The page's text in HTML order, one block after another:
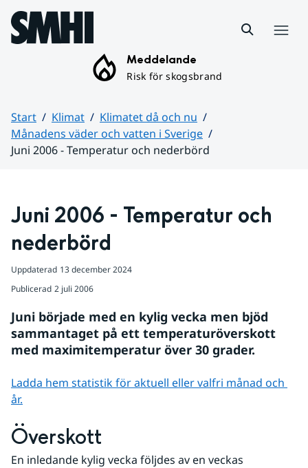
Hoppa till sidans innehåll
Meddelande
Risk för skogsbrand
Start Klimat
Klimatet då och nu
Månadens väder och vatten i Sverige
Juni 2006 - Temperatur och nederbörd
Juni 2006 - Temperatur och
nederbörd
Uppdaterad 13 december 2024
Publicerad 2 juli 2006
Juni började med en kylig vecka men bjöd
sammantaget på ett temperaturöverskott
med maximitemperatur över 30 grader.
Ladda hem statistik för aktuell eller valfri månad och
år.
Överskott
En inledande kylig vecka följdes av en veckas